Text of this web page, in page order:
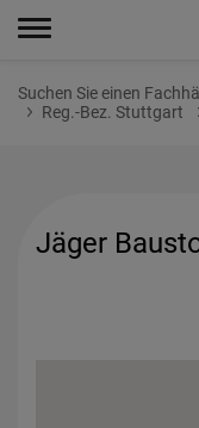
Suchen Sie einen
Reg.-Bez. Stuttgart
Jäger